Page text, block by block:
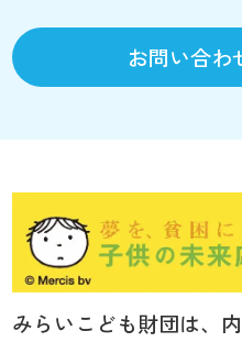
お問い合わ
みらいこども財団は、